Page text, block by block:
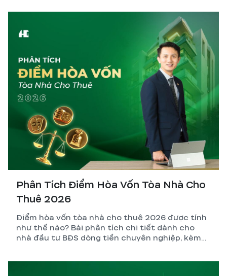
Phân Tích Điểm Hòa Vốn Tòa Nhà Cho
Thuê 2026
Điểm hòa vốn tòa nhà cho thuê 2026 được tính
như thế nào? Bài phân tích chi tiết dành cho
nhà đầu tư BĐS dòng tiền chuyên nghiệp, kèm